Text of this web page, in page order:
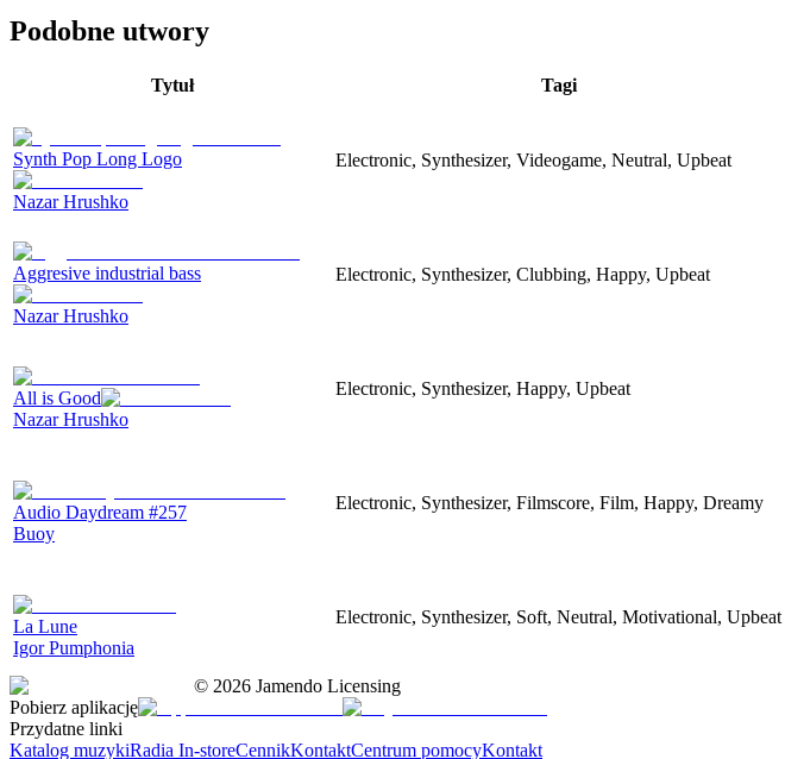
Podobne utwory
Tytuł Tagi
Synth Pop Long Logo
Nazar Hrushko
Electronic, Synthesizer, Videogame, Neutral, Upbeat
Aggresive industrial bass
Nazar Hrushko
Electronic, Synthesizer, Clubbing, Happy, Upbeat
All is Good
Nazar Hrushko
Electronic, Synthesizer, Happy, Upbeat
Audio Daydream #257
Buoy
Electronic, Synthesizer, Filmscore, Film, Happy, Dreamy
La Lune
Igor Pumphonia
Electronic, Synthesizer, Soft, Neutral, Motivational, Upbeat
© 2026 Jamendo Licensing
Pobierz aplikację
Przydatne linki
Katalog muzykiRadia In-storeCennikKontaktCentrum pomocyKontakt